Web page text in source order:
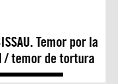
Temor por la
/ temor de tortura